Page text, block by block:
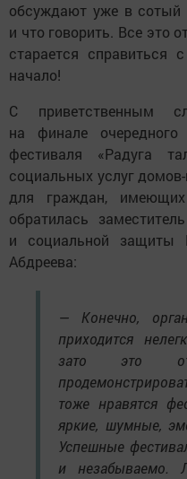
обсуждают уже в сотый
и что говорить. Все это
старается справиться
начало!
С приветственным
на финале очередного
фестиваля «Радуга
социальных услуг
для граждан, имеющих
обратилась
и социальной защиты
Абдреева:
— Конечно,
приходится
зато это
тоже нравятся
яркие, шумные,
Успешные
и незабываемо.